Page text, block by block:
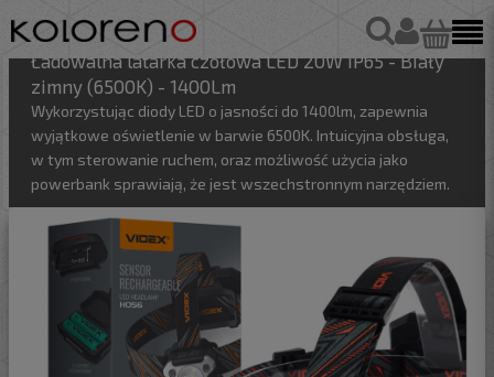
Ładowalna latarka czołowa LED 20W IP65 - Biały
zimny (6500K) - 1400Lm
Wykorzystując diody LED o jasności do 1400lm, zapewnia
wyjątkowe oświetlenie w barwie 6500K. Intuicyjna obsługa,
w tym sterowanie ruchem, oraz możliwość użycia jako
powerbank sprawiają, że jest wszechstronnym narzędziem.